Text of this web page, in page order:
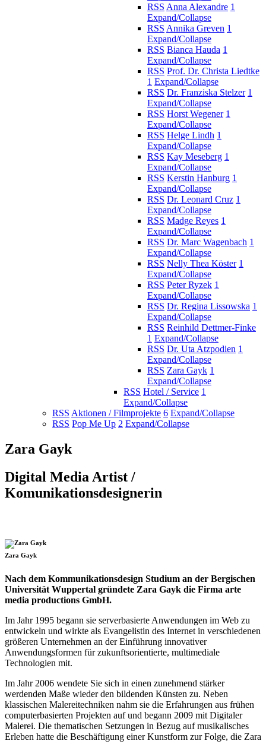
RSS Anna Alexandre 1
Expand/Collapse
RSS Annika Greven 1
Expand/Collapse
RSS Bianca Hauda 1
Expand/Collapse
RSS Prof. Dr. Christa Liedtke
1 Expand/Collapse
RSS Dr. Franziska Stelzer 1
Expand/Collapse
RSS Horst Wegener 1
Expand/Collapse
RSS Helge Lindh 1
Expand/Collapse
RSS Kay Meseberg 1
Expand/Collapse
RSS Kerstin Hanburg 1
Expand/Collapse
RSS Dr. Leonard Cruz 1
Expand/Collapse
RSS Madge Reyes 1
Expand/Collapse
RSS Dr. Marc Wagenbach 1
Expand/Collapse
RSS Nelly Thea Köster 1
Expand/Collapse
RSS Peter Ryzek 1
Expand/Collapse
RSS Dr. Regina Lissowska 1
Expand/Collapse
RSS Reinhild Dettmer-Finke
1 Expand/Collapse
RSS Dr. Uta Atzpodien 1
Expand/Collapse
RSS Zara Gayk 1
Expand/Collapse
RSS Hotel / Service 1
Expand/Collapse
RSS Aktionen / Filmprojekte 6 Expand/Collapse
RSS Pop Me Up 2 Expand/Collapse
Zara Gayk
Digital Media Artist /
Komunikationsdesignerin
Zara Gayk
Nach dem Kommunikationsdesign Studium an der Bergischen
Universität Wuppertal gründete Zara Gayk die Firma arte
media productions GmbH.
Im Jahr 1995 begann sie serverbasierte Anwendungen im Web zu
entwickeln und wirkte als Evangelistin des Internet in verschiedenen
größeren Unternehmen an der Einführung innovativer
Anwendungsformen für zukunftsorientierte, multimediale
Technologien mit.
Im Jahr 2006 wendete Sie sich in einen zunehmend stärker
werdenden Maße wieder den bildenden Künsten zu. Neben
klassischen Malereitechniken nahm sie die Erfahrungen aus frühen
computerbasierten Projekten auf und begann 2009 mit Digitaler
Malerei. Die thematischen Setzungen in Bezug auf musikalisches
Erleben hatte die Beschäftigung einer Kunstform zur Folge, die Zara